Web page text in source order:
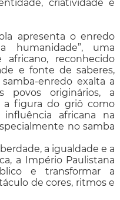
criatividade e
apresenta o enredo
humanidade”, uma
reconhecido
e fonte de saberes,
enredo exalta a
povos originários, a
a figura do griô como
africana na
no samba
a igualdade e a
a Império Paulistana
e transformar a
de cores, ritmos e